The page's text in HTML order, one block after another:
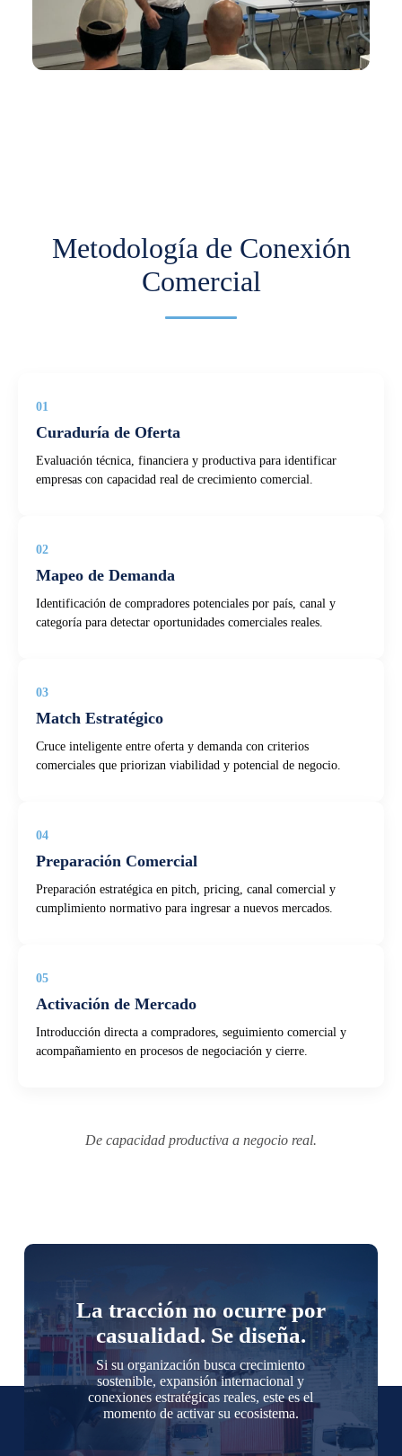
Metodología de Conexión
Comercial
01
Curaduría de Oferta
Evaluación técnica, financiera y productiva para identificar
empresas con capacidad real de crecimiento comercial.
02
Mapeo de Demanda
Identificación de compradores potenciales por país, canal y
categoría para detectar oportunidades comerciales reales.
03
Match Estratégico
Cruce inteligente entre oferta y demanda con criterios
comerciales que priorizan viabilidad y potencial de negocio.
04
Preparación Comercial
Preparación estratégica en pitch, pricing, canal comercial y
cumplimiento normativo para ingresar a nuevos mercados.
05
Activación de Mercado
Introducción directa a compradores, seguimiento comercial y
acompañamiento en procesos de negociación y cierre.
De capacidad productiva a negocio real.
La tracción no ocurre por
casualidad. Se diseña.
Si su organización busca crecimiento
sostenible, expansión internacional y
conexiones estratégicas reales, este es el
momento de activar su ecosistema.